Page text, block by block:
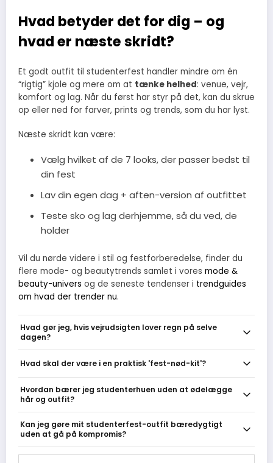
Hvad betyder det for dig – og
hvad er næste skridt?
Et godt outfit til studenterfest handler mindre om én
“rigtig” kjole og mere om at tænke helhed: venue, vejr,
komfort og lag. Når du først har styr på det, kan du skrue
op eller ned for farver, prints og trends, som du har lyst.
Næste skridt kan være:
Vælg hvilket af de 7 looks, der passer bedst til
din fest
Lav din egen dag + aften-version af outfittet
Teste sko og lag derhjemme, så du ved, de
holder
Vil du nørde videre i stil og festforberedelse, finder du
flere mode- og beautytrends samlet i vores mode &
beauty-univers og de seneste tendenser i trendguides
om hvad der trender nu.
Hvad gør jeg, hvis vejrudsigten lover regn på selve
dagen?
let trenchcoat eller en uforet, coated jakke som kan pakkes i en
taske. Hav et lille sammenfoldeligt paraply i tasken og overvej
pæne gummistøvler eller vandafvisende lædersko behandlet
med spray. Undgå sarte stoffer der bliver gennemsigtige når de
bliver våde, og læg en plastikpose ved skoene til transport hjem.
Hvad skal der være i en praktisk 'fest-nød-kit'?
pletfjerner-stick og et par ekstra strømpebukser. Til make-up Hold
en lille setting-spray eller pudder og en rejse-tørrshampoo til frizz
kam redder ofte dagen.
Hvordan bærer jeg studenterhuen uden at ødelægge
hår og outfit?
siderne til at låse den fast, og undgå meget høje frisurer der gør
huen ustabil. Lav en lav knold eller løse bølger som er nemme at
Kan jeg gøre mit studenterfest-outfit bæredygtigt
uden at gå på kompromis?